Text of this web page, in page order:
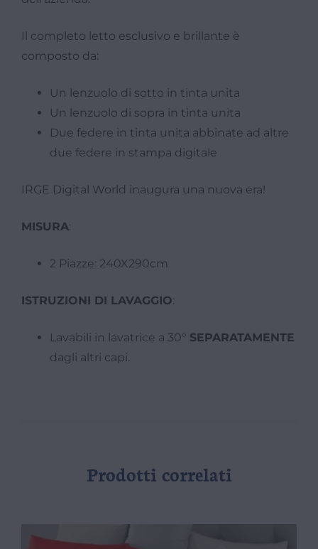
Il completo letto esclusivo e brillante è
composto da:
Un lenzuolo di sotto in tinta unita
Un lenzuolo di sopra in tinta unita
Due federe in tinta unita abbinate ad altre
due federe in stampa digitale
IRGE Digital World inaugura una nuova era!
MISURA:
2 Piazze: 240X290cm
ISTRUZIONI DI LAVAGGIO:
Lavabili in lavatrice a 30° SEPARATAMENTE
dagli altri capi.
Prodotti correlati